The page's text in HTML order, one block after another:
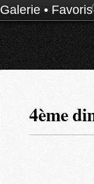
Galerie • Favoris
4ème